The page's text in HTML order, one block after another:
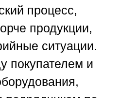
процесс,
продукции,
ситуации.
покупателем и